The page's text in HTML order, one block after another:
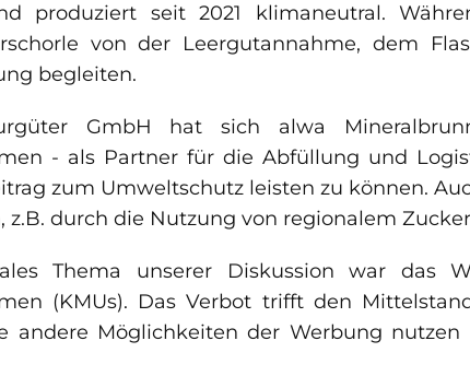
produziert seit 2021 klimaneutral.
von der Leergutannahme, dem
begleiten.
GmbH hat sich alwa
- als Partner für die Abfüllung und
zum Umweltschutz leisten zu können.
z.B. durch die Nutzung von regionalem
Thema unserer Diskussion war das
(KMUs). Das Verbot trifft den
andere Möglichkeiten der Werbung